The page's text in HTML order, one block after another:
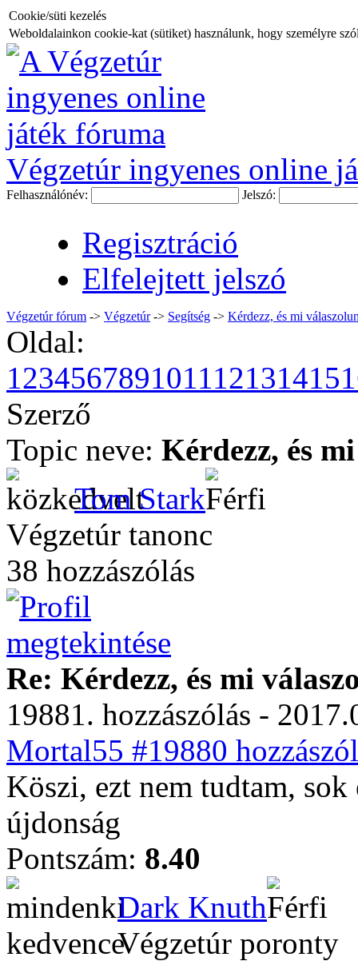
Cookie/süti kezelés
Weboldalainkon cookie-kat (sütiket) használunk, hogy személyre
Végzetúr ingyenes online
Felhasználónév: Jelszó:
Regisztráció
Elfelejtett jelszó
Végzetúr fórum -> Végzetúr-> Segítség -> Kérdezz, és mi
Oldal:
123456789101112131415
Szerző
Topic neve: Kérdezz, és
Tom Stark
Végzetúr tanonc
38 hozzászólás
Re: Kérdezz, és mi
19881. hozzászólás -
Mortal55 #19880
Köszi, ezt nem tudtam, sok
újdonság
Pontszám: 8.40
Dark Knuth
Végzetúr poronty